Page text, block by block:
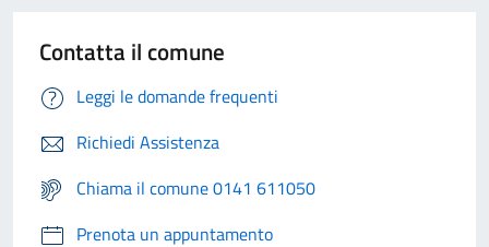
Contatta il comune
Leggi le domande frequenti
Richiedi Assistenza
Chiama il comune 0141 611050
Prenota un appuntamento